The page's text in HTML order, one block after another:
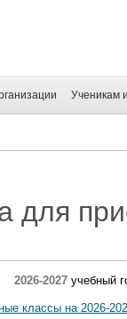
Ученикам
для
2026-2027учебный
классы на 2026-